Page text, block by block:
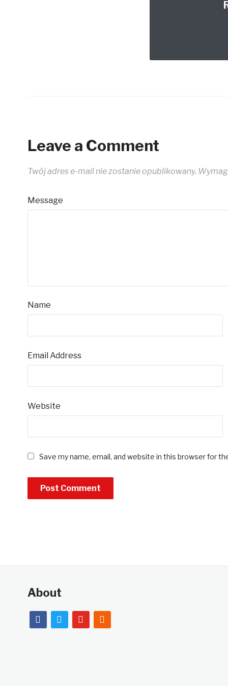
Leave a Comment
Twój adres e-mail nie zostanie opublikowany.
Message
Name
Email Address
Website
Save my name, email, and website in this browser for
About
facebooktwitter youtube
rss